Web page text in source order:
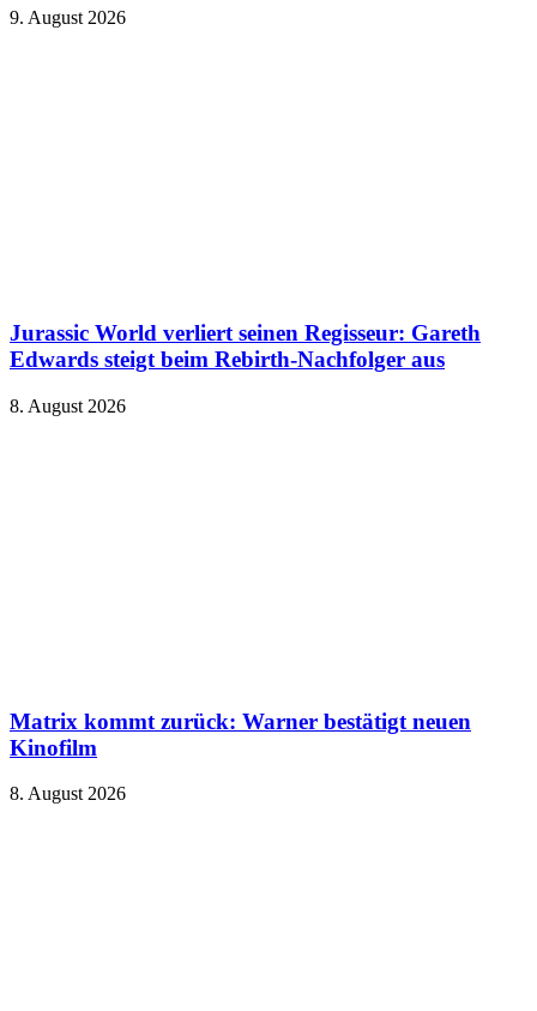
9. August 2026
Jurassic World verliert seinen Regisseur: Gareth
Edwards steigt beim Rebirth-Nachfolger aus
8. August 2026
Matrix kommt zurück: Warner bestätigt neuen
Kinofilm
8. August 2026